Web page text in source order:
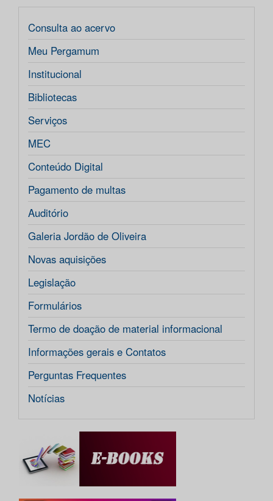
Consulta ao acervo
Meu Pergamum
Institucional
Bibliotecas
Serviços
MEC
Conteúdo Digital
Pagamento de multas
Auditório
Galeria Jordão de Oliveira
Novas aquisições
Legislação
Formulários
Termo de doação de material informacional
Informações gerais e Contatos
Perguntas Frequentes
Notícias